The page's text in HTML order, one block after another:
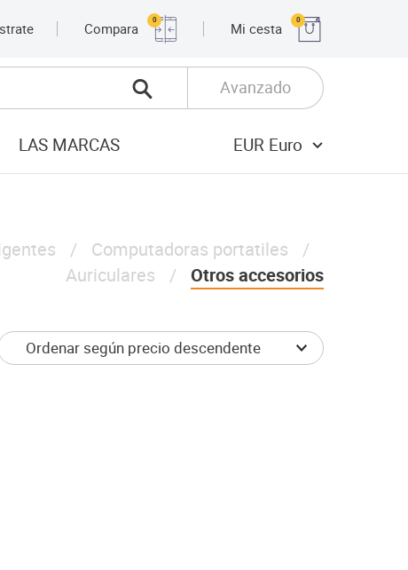
Compara
0
Mi cesta
0
Avanzado
LAS MARCAS EUR Euro
Computadoras portatiles
Auriculares
Otros accesorios